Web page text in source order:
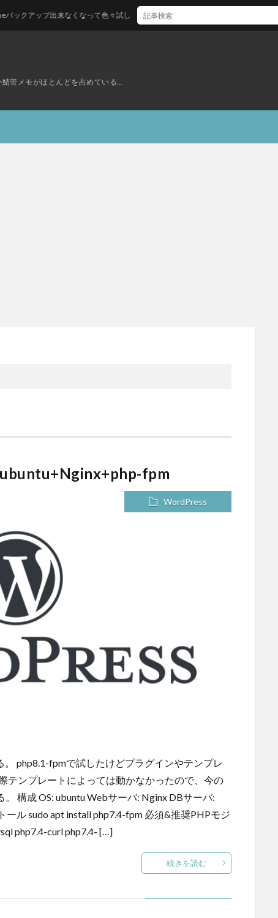
管メモがほとんどを占めている…
来なくなって色々試したけど神記事のおかげで一発解消した
fpm
WordPress
php8.1-fpmで試したけどプラグインやテンプレ
テンプレートによっては動かなかったので、今の
構成 OS: ubuntu Webサーバ: Nginx DBサーバ:
ル sudo apt install php7.4-fpm 必須&推奨PHPモジ
php7.4-curl php7.4- […]
続きを読む